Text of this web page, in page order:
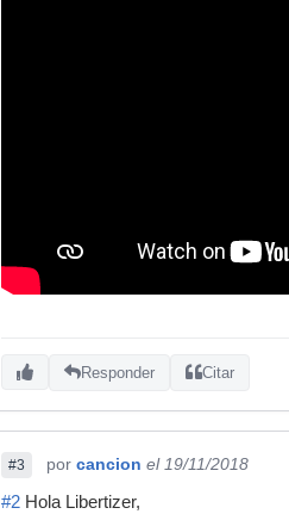
Responder Citar
#3 por cancion el 19/11/2018
#2 Hola Libertizer,